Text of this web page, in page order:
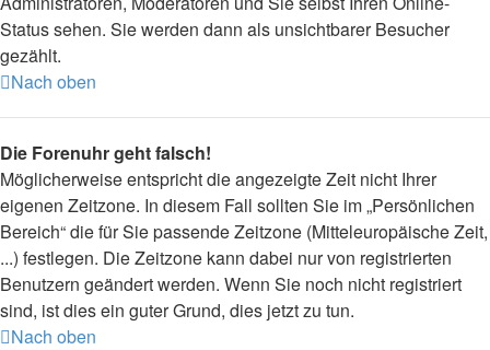
Status sehen. Sie werden dann als unsichtbarer Besucher
gezählt.
Nach oben
Die Forenuhr geht falsch!
Möglicherweise entspricht die angezeigte Zeit nicht Ihrer
eigenen Zeitzone. In diesem Fall sollten Sie im „Persönlichen
Bereich“ die für Sie passende Zeitzone (Mitteleuropäische Zeit,
...) festlegen. Die Zeitzone kann dabei nur von registrierten
Benutzern geändert werden. Wenn Sie noch nicht registriert
sind, ist dies ein guter Grund, dies jetzt zu tun.
Nach oben